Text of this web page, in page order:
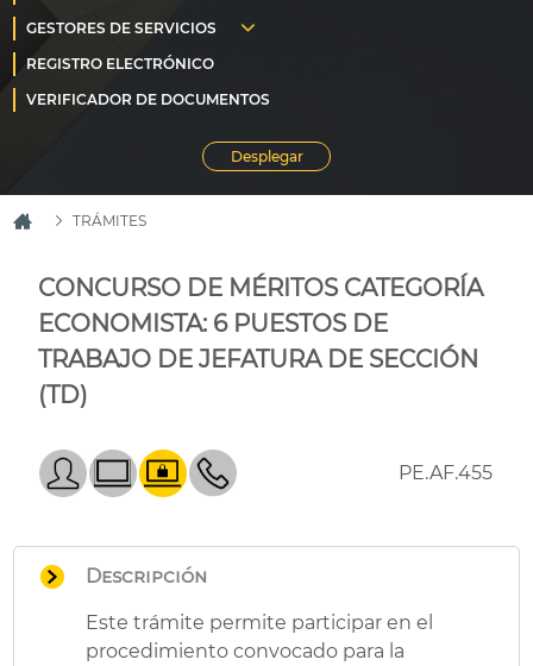
TRÁMITES
CONCURSO DE MÉRITOS CATEGORÍA
ECONOMISTA: 6 PUESTOS DE
TRABAJO DE JEFATURA DE SECCIÓN
(TD)
PE.AF.455
Descripción
Este trámite permite participar en el
procedimiento convocado para la